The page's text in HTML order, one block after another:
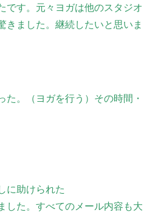
です。元々ヨガは他のスタジオ
きました。継続したいと思いま
た。（ヨガを行う）その時間・
に助けられた
した。すべてのメール内容も大